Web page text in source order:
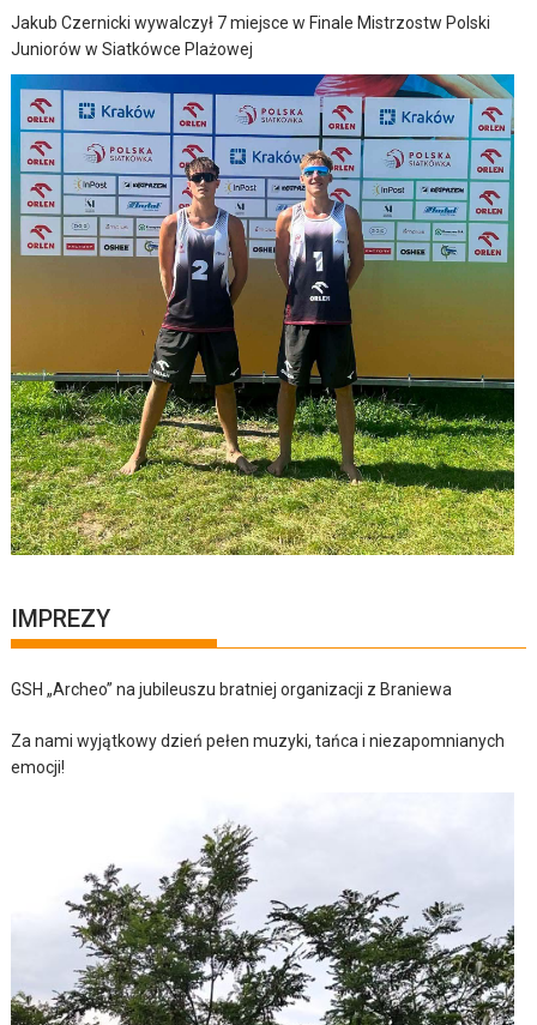
Jakub Czernicki wywalczył 7 miejsce w Finale Mistrzostw Polski
Juniorów w Siatkówce Plażowej
IMPREZY
GSH „Archeo” na jubileuszu bratniej organizacji z Braniewa
Za nami wyjątkowy dzień pełen muzyki, tańca i niezapomnianych
emocji!